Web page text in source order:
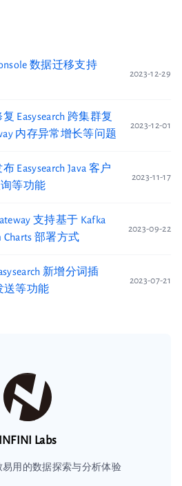
数据迁移支持
2023-12-29
Easysearch 跨集群复
内存异常增长等问题
2023-12-01
Easysearch Java 客户
询等功能
2023-11-17
支持基于 Kafka
部署方式
2023-09-22
新增分词插
送等功能
2023-07-21
INFINI Labs
用的数据探索与分析体验